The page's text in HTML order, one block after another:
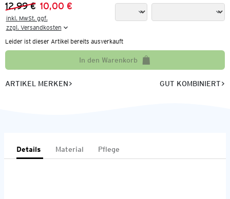
Vorheriger Preis:
12,99 €
Neuer Preis:
10,00 €
inkl. MwSt. ggf.
zzgl. Versandkosten
Leider ist dieser Artikel bereits ausverkauft
In den Warenkorb
ARTIKEL MERKEN GUT KOMBINIERT
Details Material Pflege